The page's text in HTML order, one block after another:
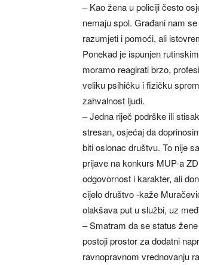
– Kao žena u policiji često
nemaju spol. Građani nam
razumjeti i pomoći, ali
Ponekad je ispunjen
moramo reagirati brzo,
veliku psihičku i fizičku
zahvalnost ljudi.
– Jedna riječ podrške ili
stresan, osjećaj da
biti oslonac društvu. To nije
prijave na konkurs MUP-a
odgovornost i karakter, ali
cijelo društvo -kaže
olakšava put u službi, uz
– Smatram da se status
postoji prostor za dodatni
ravnopravnom vrednovanju